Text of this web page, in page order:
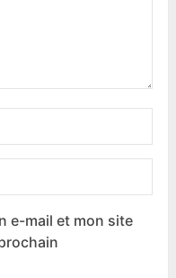
e-mail et mon site